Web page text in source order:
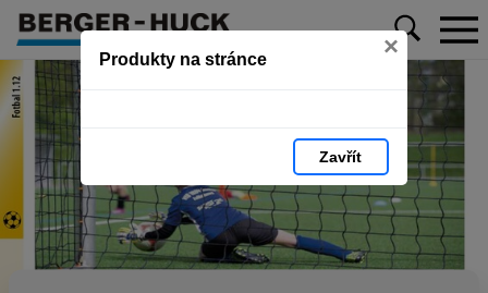
Produkty na stránce ×
Zavřít